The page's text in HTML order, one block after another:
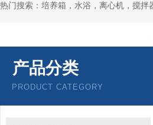
热门搜索：培养箱，水浴，离心机，搅拌
产品分类
PRODUCT CATEGORY